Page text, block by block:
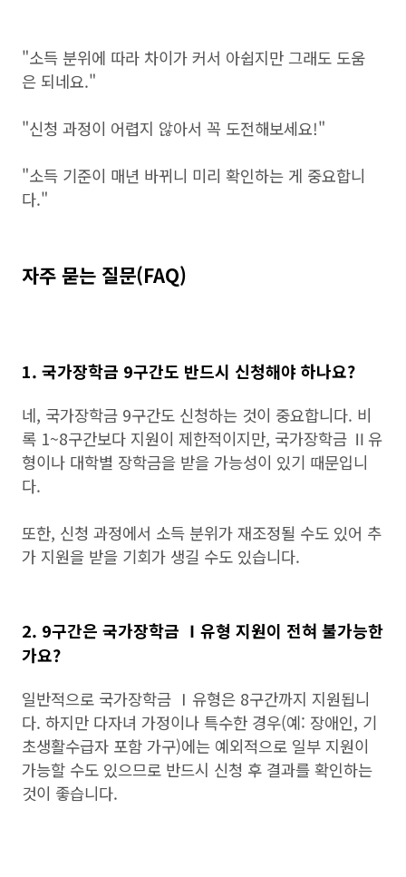
"소득 분위에 따라 차이가 커서 아쉽지만 그래도 도움
은 되네요."
"신청 과정이 어렵지 않아서 꼭 도전해보세요!"
"소득 기준이 매년 바뀌니 미리 확인하는 게 중요합니
다."
자주 묻는 질문(FAQ)
1. 국가장학금 9구간도 반드시 신청해야 하나요?
네, 국가장학금 9구간도 신청하는 것이 중요합니다. 비
록 1~8구간보다 지원이 제한적이지만, 국가장학금 Ⅱ유
형이나 대학별 장학금을 받을 가능성이 있기 때문입니
다.
또한, 신청 과정에서 소득 분위가 재조정될 수도 있어 추
가 지원을 받을 기회가 생길 수도 있습니다.
2. 9구간은 국가장학금 Ⅰ유형 지원이 전혀 불가능한
가요?
일반적으로 국가장학금 Ⅰ유형은 8구간까지 지원됩니
다. 하지만 다자녀 가정이나 특수한 경우(예: 장애인, 기
초생활수급자 포함 가구)에는 예외적으로 일부 지원이
가능할 수도 있으므로 반드시 신청 후 결과를 확인하는
것이 좋습니다.